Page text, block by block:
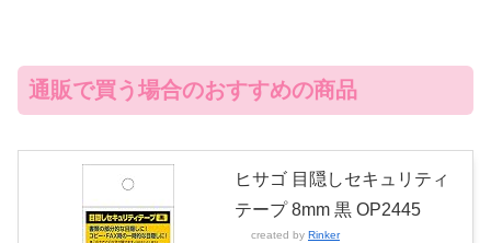
通販で買う場合のおすすめの商品
ヒサゴ 目隠しセキュリティ
テープ 8mm 黒 OP2445
created by Rinker